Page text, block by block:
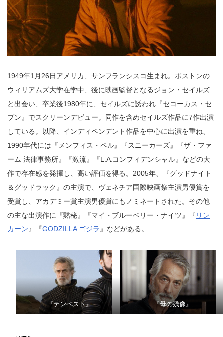
1949年1月26日アメリカ、サンフランシスコ生まれ。ボストンの
ウィリアムズ大学在学中、後に映画監督となるジョン・セイルズ
と出会い、卒業後1980年に、セイルズに誘われ『セコーカス・セ
ブン』でスクリーンデビュー。同作を含めセイルズ作品に7作出演
している。以降、インディペンデント作品を中心に出演を重ね、
1990年代には『メンフィス・ベル』『スニーカーズ』『ザ・ファ
ーム 法律事務所』『激流』『L.A.コンフィデンシャル』などの大
作で存在感を発揮し、高い評価を得る。2005年、『グッドナイト
＆グッドラック』の主演で、ヴェネチア国際映画祭主演男優賞を
受賞し、アカデミー賞主演男優賞にもノミネートされた。その他
の主な出演作に『黙秘』『マイ・ブルーベリー・ナイツ』『 リン
カーン 』『GODZILLA ゴジラ 』などがある。
『テンペスト』 『母の残像』